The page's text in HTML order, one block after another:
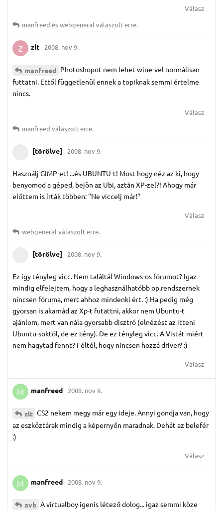
Válasz
manfreed éswebgeneral válaszolt erre.
Z zlt 2008. nov 9.
manfreed Photoshopot nem lehet wine-vel normálisan
futtatni. Ettől függetlenül ennek a topiknak semmi értelme
nincs.
Válasz
manfreed válaszolt erre.
[törölve] 2008. nov 9.
Használj GIMP-et! ...és UBUNTU-t! Most hogy néz az ki, hogy
benyomod a géped, bejön az Ubi, aztán XP-zel?! Ahogy már
előttem is írták többen: "Ne viccelj már!"
Válasz
webgeneral válaszolt erre.
[törölve] 2008. nov 9.
Ez így tényleg vicc. Nem találtál Windows-os fórumot? Igaz
mindig elfelejtem, hogy a leghasználhatóbb op.rendszernek
nincsen fóruma, mert ahhoz mindenki ért. :) Ha pedig még
gyorsan is akarnád az Xp-t futattni, akkor nem Ubuntu-t
ajánlom, mert van nála gyorsabb disztró (elnézést az itteni
Ubuntu-soktól, de ez tény). De ez tényleg vicc. A Vistát miért
nem hagytad fennt? Féltél, hogy nincsen hozzá driver? :)
Válasz
M manfreed 2008. nov 9.
zlt CS2 nekem megy már egy ideje. Annyi gondja van, hogy
az eszköztárak mindig a képernyőn maradnak. Dehát az belefér
:)
Válasz
M manfreed 2008. nov 9.
avb A virtualboy igenis létező dolog... igaz semmi köze